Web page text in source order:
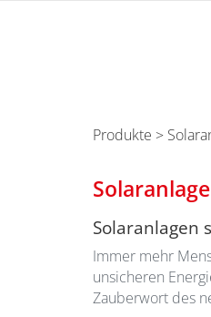
Produkte >
Solaranlagen
Immer mehr
unsicheren
Zauberwort des